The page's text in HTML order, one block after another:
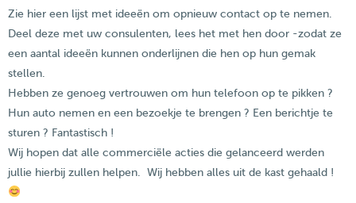
Zie hier een lijst met ideeën om opnieuw contact op te nemen.
Deel deze met uw consulenten, lees het met hen door -zodat ze
een aantal ideeën kunnen onderlijnen die hen op hun gemak
stellen.
Hebben ze genoeg vertrouwen om hun telefoon op te pikken ?
Hun auto nemen en een bezoekje te brengen ? Een berichtje te
sturen ? Fantastisch !
Wij hopen dat alle commerciële acties die gelanceerd werden
jullie hierbij zullen helpen. Wij hebben alles uit de kast gehaald !